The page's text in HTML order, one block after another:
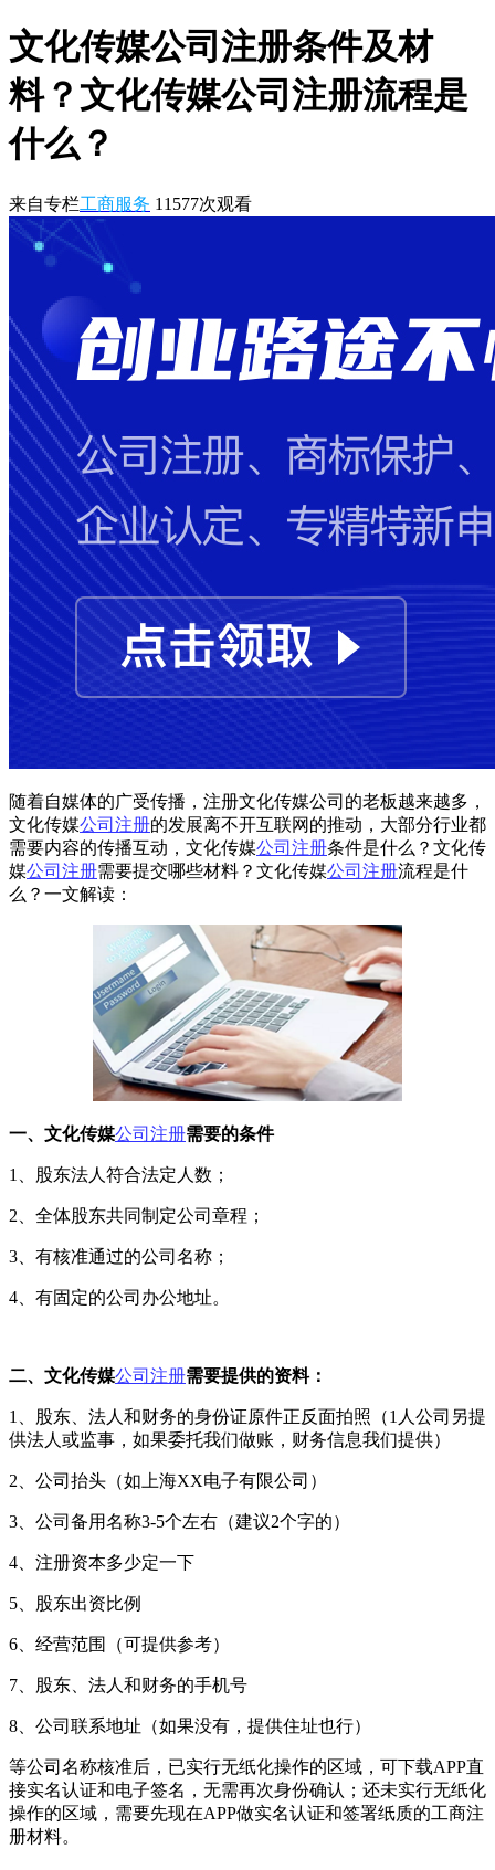
文化传媒公司注册条件及材
料？文化传媒公司注册流程是
什么？
来自专栏工商服务 11577次观看
随着自媒体的广受传播，注册文化传媒公司的老板越来越多，
文化传媒公司注册的发展离不开互联网的推动，大部分行业都
需要内容的传播互动，文化传媒公司注册条件是什么？文化传
媒公司注册需要提交哪些材料？文化传媒公司注册流程是什
么？一文解读：
一、文化传媒公司注册需要的条件
1、股东法人符合法定人数；
2、全体股东共同制定公司章程；
3、有核准通过的公司名称；
4、有固定的公司办公地址。
二、文化传媒公司注册需要提供的资料：
1、股东、法人和财务的身份证原件正反面拍照（1人公司另提
供法人或监事，如果委托我们做账，财务信息我们提供）
2、公司抬头（如上海XX电子有限公司）
3、公司备用名称3-5个左右（建议2个字的）
4、注册资本多少定一下
5、股东出资比例
6、经营范围（可提供参考）
7、股东、法人和财务的手机号
8、公司联系地址（如果没有，提供住址也行）
等公司名称核准后，已实行无纸化操作的区域，可下载APP直
接实名认证和电子签名，无需再次身份确认；还未实行无纸化
操作的区域，需要先现在APP做实名认证和签署纸质的工商注
册材料。